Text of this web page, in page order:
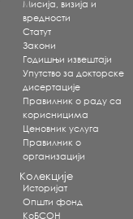
Мисија, визија и
вредности
Статут
Закони
Годишњи извештаји
Упутство за докторске
дисертације
Правилник о раду са
корисницима
Ценовник услуга
Правилник о
организацији
Колекције
Историјат
Општи фонд
КоБСОН